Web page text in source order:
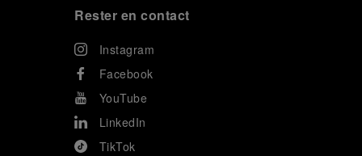
Rester en contact
Instagram
Facebook
YouTube
LinkedIn
TikTok